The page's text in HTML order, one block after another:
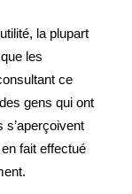
la plupart
les
ce
gens qui ont
s’aperçoivent
fait effectué